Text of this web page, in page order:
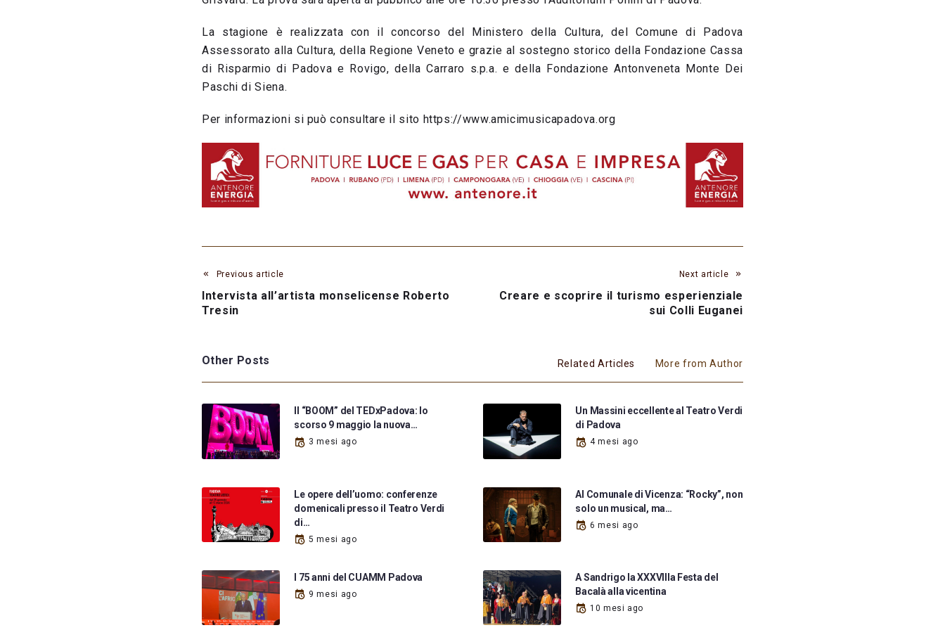
La stagione è realizzata con il concorso del Ministero della Cultura, del Comune di Padova
Assessorato alla Cultura, della Regione Veneto e grazie al sostegno storico della Fondazione Cassa
di Risparmio di Padova e Rovigo, della Carraro s.p.a. e della Fondazione Antonveneta Monte Dei
Paschi di Siena.
Per informazioni si può consultare il sito https://www.amicimusicapadova.org
Previous article
Intervista all’artista monselicense Roberto
Tresin
Next article
Creare e scoprire il turismo esperienziale
sui Colli Euganei
Other Posts Related Articles More from Author
Il “BOOM” del TEDxPadova: lo
scorso 9 maggio la nuova…
3 mesi ago
Un Massini eccellente al Teatro Verdi
di Padova
4 mesi ago
Le opere dell’uomo: conferenze
domenicali presso il Teatro Verdi
di…
5 mesi ago
Al Comunale di Vicenza: “Rocky”, non
solo un musical, ma…
6 mesi ago
I 75 anni del CUAMM Padova
9 mesi ago
A Sandrigo la XXXVIIIa Festa del
Bacalà alla vicentina
10 mesi ago